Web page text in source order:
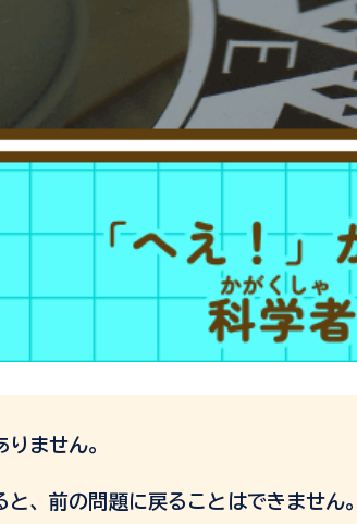
りません。
と、前の問題に戻ることはできません。